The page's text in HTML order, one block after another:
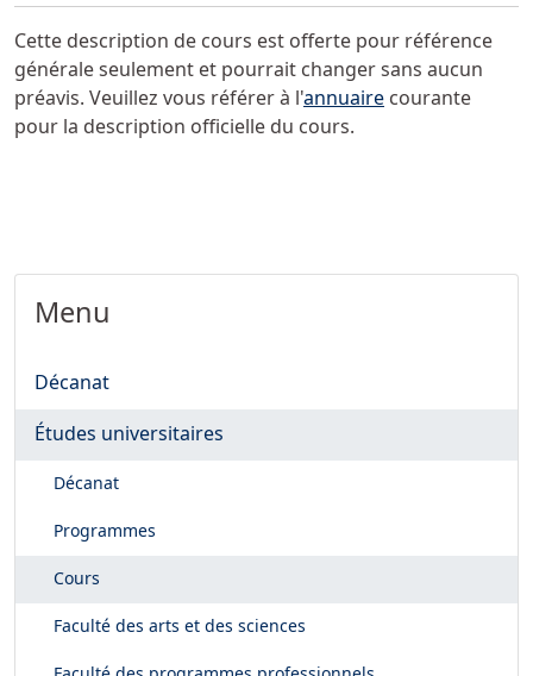
Cette description de cours est offerte pour référence
générale seulement et pourrait changer sans aucun
préavis. Veuillez vous référer à l'annuaire courante
pour la description officielle du cours.
Menu
Décanat
Études universitaires
Décanat
Programmes
Cours
Faculté des arts et des sciences